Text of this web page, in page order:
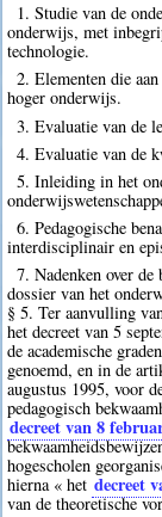
1. Studie van de
onderwijs, met
technologie.
2. Elementen die
hoger onderwijs.
3. Evaluatie van de
4. Evaluatie van de
5. Inleiding in het
6. Pedagogische
interdisciplinair en
7. Nadenken over
dossier van het
§ 5. Ter aanvulling
het decreet van 5
de academische
genoemd, en in de
augustus 1995, voor
pedagogisch
decreet van 8
hogescholen
hierna « het decreet
van de theoretische